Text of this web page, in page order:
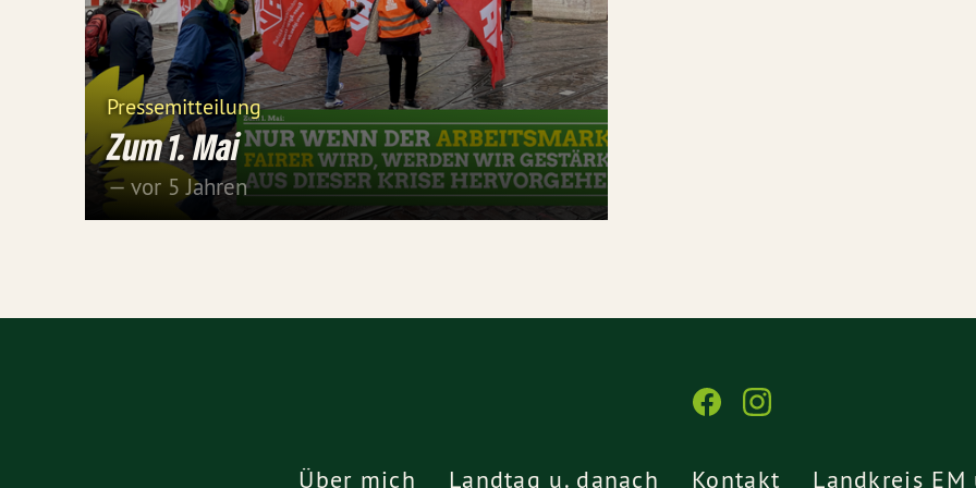
Pressemitteilung
Zum 1. Mai
— vor 5 Jahren
Über mich Landtag u. danach Kontakt Landkreis EM